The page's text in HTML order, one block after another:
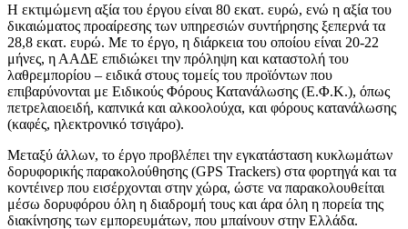
Η εκτιμώμενη αξία του έργου είναι 80 εκατ. ευρώ, ενώ η αξία του
δικαιώματος προαίρεσης των υπηρεσιών συντήρησης ξεπερνά τα
28,8 εκατ. ευρώ. Με το έργο, η διάρκεια του οποίου είναι 20-22
μήνες, η ΑΑΔΕ επιδιώκει την πρόληψη και καταστολή του
λαθρεμπορίου – ειδικά στους τομείς του προϊόντων που
επιβαρύνονται με Ειδικούς Φόρους Κατανάλωσης (Ε.Φ.Κ.), όπως
πετρελαιοειδή, καπνικά και αλκοολούχα, και φόρους κατανάλωσης
(καφές, ηλεκτρονικό τσιγάρο).
Μεταξύ άλλων, το έργο προβλέπει την εγκατάσταση κυκλωμάτων
δορυφορικής παρακολούθησης (GPS Trackers) στα φορτηγά και τα
κοντέινερ που εισέρχονται στην χώρα, ώστε να παρακολουθείται
μέσω δορυφόρου όλη η διαδρομή τους και άρα όλη η πορεία της
διακίνησης των εμπορευμάτων, που μπαίνουν στην Ελλάδα.